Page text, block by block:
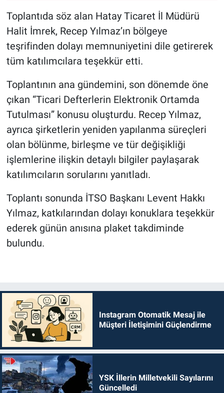
Toplantıda söz alan Hatay Ticaret İl Müdürü
Halit İmrek, Recep Yılmaz’ın bölgeye
teşrifinden dolayı memnuniyetini dile getirerek
tüm katılımcılara teşekkür etti.
Toplantının ana gündemini, son dönemde öne
çıkan “Ticari Defterlerin Elektronik Ortamda
Tutulması” konusu oluşturdu. Recep Yılmaz,
ayrıca şirketlerin yeniden yapılanma süreçleri
olan bölünme, birleşme ve tür değişikliği
işlemlerine ilişkin detaylı bilgiler paylaşarak
katılımcıların sorularını yanıtladı.
Toplantı sonunda İTSO Başkanı Levent Hakkı
Yılmaz, katkılarından dolayı konuklara teşekkür
ederek günün anısına plaket takdiminde
bulundu.
Instagram Otomatik Mesaj ile
Müşteri İletişimini Güçlendirme
YSK İllerin Milletvekili Sayılarını
Güncelledi